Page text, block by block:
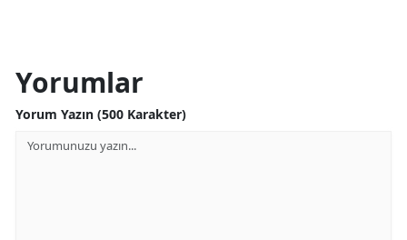
Yorumlar
Yorum Yazın (500 Karakter)